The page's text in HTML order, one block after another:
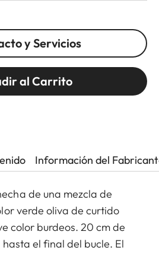
y Servicios
al Carrito
Información del
de una mezcla de
verde oliva de curtido
color burdeos. 20 cm de
el final del bucle. El